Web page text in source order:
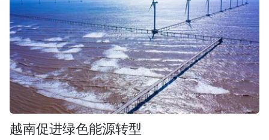
越南促进绿色能源转型